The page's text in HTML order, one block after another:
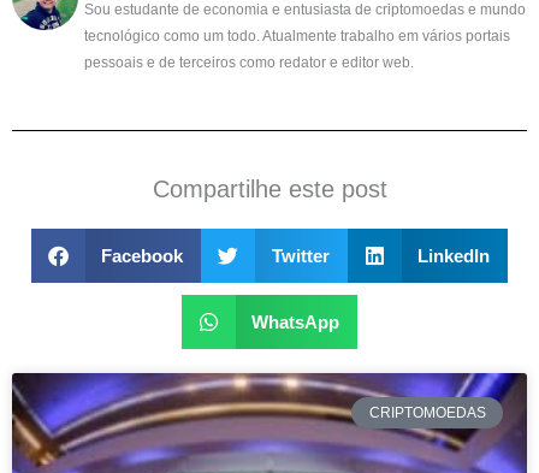
Sou estudante de economia e entusiasta de criptomoedas e mundo
tecnológico como um todo. Atualmente trabalho em vários portais
pessoais e de terceiros como redator e editor web.
Compartilhe este post
Facebook Twitter LinkedIn
WhatsApp
CRIPTOMOEDAS